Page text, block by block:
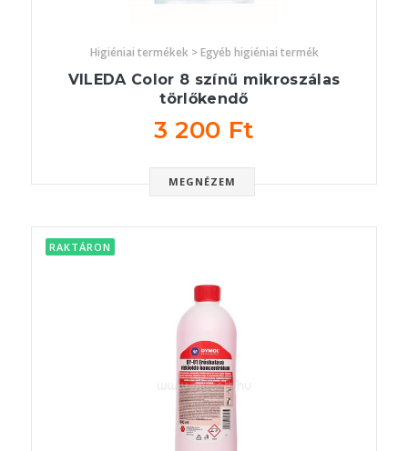
Higiéniai termékek > Egyéb higiéniai termék
VILEDA Color 8 színű mikroszálas
törlőkendő
3 200 Ft
MEGNÉZEM
RAKTÁRON